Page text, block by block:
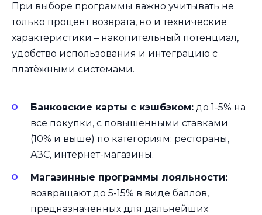
При выборе программы важно учитывать не
только процент возврата, но и технические
характеристики – накопительный потенциал,
удобство использования и интеграцию с
платёжными системами.
Банковские карты с кэшбэком: до 1-5% на
все покупки, с повышенными ставками
(10% и выше) по категориям: рестораны,
АЗС, интернет-магазины.
Магазинные программы лояльности:
возвращают до 5-15% в виде баллов,
предназначенных для дальнейших